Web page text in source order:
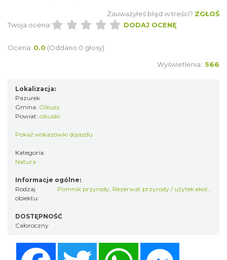
Zauważyłeś błąd w treści? ZGŁOŚ
Twoja ocena:
DODAJ OCENĘ
Ocena: 0.0 (Oddano 0 głosy)
Wyświetlenia: 566
Lokalizacja:
Pazurek
Gmina: Olkusz
Powiat: olkuski
Pokaż wskazówki dojazdu
Kategoria:
Natura
Informacje ogólne:
Rodzaj
obiektu:
Pomnik przyrody, Rezerwat przyrody / użytek ekologiczny
DOSTĘPNOŚĆ
Całoroczny
Twitter WhatsApp